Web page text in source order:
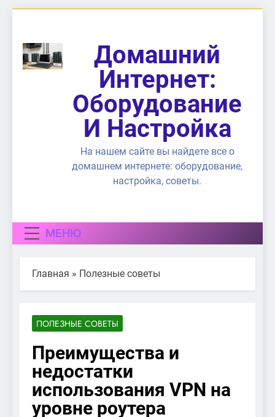
содержимому
Домашний
Интернет:
Оборудование
И Настройка
На нашем сайте вы найдете все о
домашнем интернете: оборудование,
настройка, советы.
МЕНЮ
Главная » Полезные советы
ПОЛЕЗНЫЕ СОВЕТЫ
Преимущества и
недостатки
использования VPN на
уровне роутера